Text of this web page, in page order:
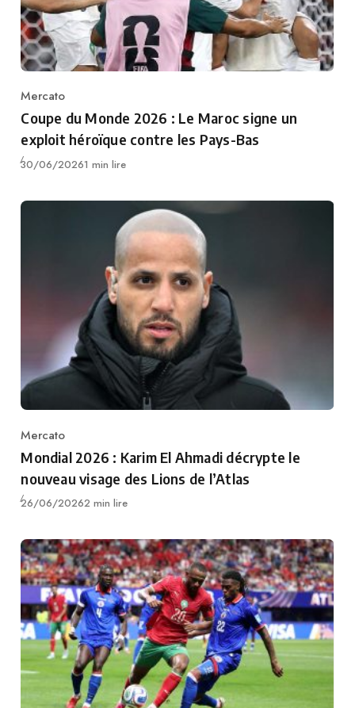
Category
Mercato
Coupe du Monde 2026 : Le Maroc signe un
exploit héroïque contre les Pays-Bas
Publié
30/06/20261 min lire
Category
Mercato
Mondial 2026 : Karim El Ahmadi décrypte le
nouveau visage des Lions de l’Atlas
Publié
26/06/20262 min lire